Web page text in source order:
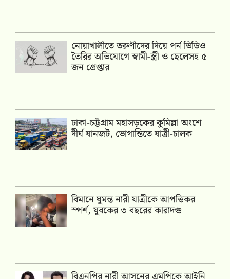
নোয়াখালীতে তরুণীদের দিয়ে পর্ন ভিডিও
তৈরির অভিযোগে স্বামী-স্ত্রী ও ছেলেসহ ৫
জন গ্রেপ্তার
ঢাকা-চট্টগ্রাম মহাসড়কের কুমিল্লা অংশে
দীর্ঘ যানজট, ভোগান্তিতে যাত্রী-চালক
বিমানে ঘুমন্ত নারী যাত্রীকে আপত্তিকর
স্পর্শ, যুবকের ৩ বছরের কারাদণ্ড